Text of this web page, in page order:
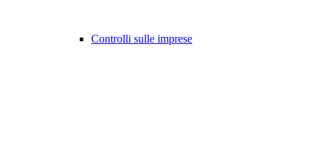
Controlli sulle imprese